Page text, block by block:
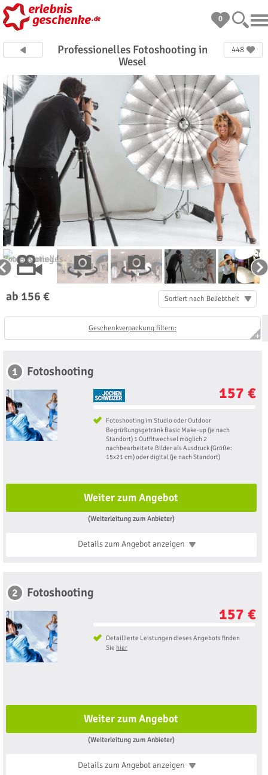
0
Professionelles Fotoshooting in
Wesel
448
ab 156 € Sortiert nach Beliebtheit
Geschenkverpackung filtern:
1 Fotoshooting
157 €
Fotoshooting im Studio oder Outdoor
Begrüßungsgetränk Basic Make-up (je nach
Standort) 1 Outfitwechsel möglich 2
nachbearbeitete Bilder als Ausdruck (Größe:
15x21 cm) oder digital (je nach Standort)
Weiter zum Angebot
(Weiterleitung zum Anbieter)
Details zum Angebotanzeigen
2 Fotoshooting
157 €
Detaillierte Leistungen dieses Angebots finden
Sie hier
Weiter zum Angebot
(Weiterleitung zum Anbieter)
Details zum Angebotanzeigen